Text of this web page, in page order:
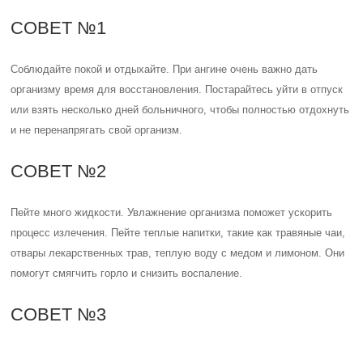
СОВЕТ №1
Соблюдайте покой и отдыхайте. При ангине очень важно дать
организму время для восстановления. Постарайтесь уйти в отпуск
или взять несколько дней больничного, чтобы полностью отдохнуть
и не перенапрягать свой организм.
СОВЕТ №2
Пейте много жидкости. Увлажнение организма поможет ускорить
процесс излечения. Пейте теплые напитки, такие как травяные чаи,
отвары лекарственных трав, теплую воду с медом и лимоном. Они
помогут смягчить горло и снизить воспаление.
СОВЕТ №3